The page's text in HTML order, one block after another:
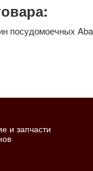
посудомоечных
и запчасти